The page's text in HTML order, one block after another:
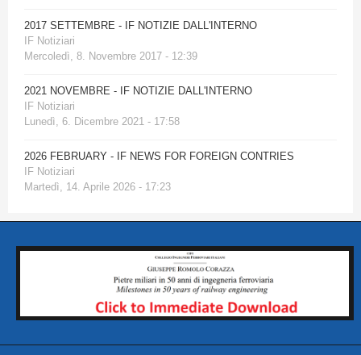
2017 SETTEMBRE - IF NOTIZIE DALL'INTERNO
IF Notiziari
Mercoledì, 8. Novembre 2017 - 12:39
2021 NOVEMBRE - IF NOTIZIE DALL'INTERNO
IF Notiziari
Lunedì, 6. Dicembre 2021 - 17:58
2026 FEBRUARY - IF NEWS FOR FOREIGN CONTRIES
IF Notiziari
Martedì, 14. Aprile 2026 - 17:23